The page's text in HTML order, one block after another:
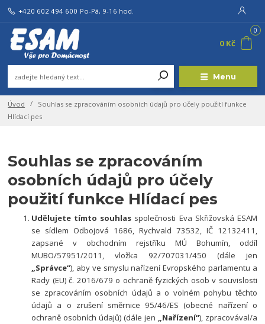
Menu
+420 602 494 600 Po-Pá, 9-16 hod.
0
0 Kč
Úvod
Souhlas se zpracováním osobních údajů pro účely použití funkce
Hlídací pes
Souhlas se zpracováním
osobních údajů pro účely
použití funkce Hlídací pes
Udělujete tímto souhlas společnosti Eva Skřižovská ESAM
se sídlem Odbojová 1686, Rychvald 73532, IČ 12132411,
zapsané v obchodním rejstříku MÚ Bohumín, oddíl
MUBO/57951/2011, vložka 92/707031/450 (dále jen
„Správce“), aby ve smyslu nařízení Evropského parlamentu a
Rady (EU) č. 2016/679 o ochraně fyzických osob v souvislosti
se zpracováním osobních údajů a o volném pohybu těchto
údajů a o zrušení směrnice 95/46/ES (obecné nařízení o
ochraně osobních údajů) (dále jen „Nařízení“), zpracovával/a
Získejte 5 % slevu na první
Přihlaste se k odebírání našeho newsletteru a získejte slevový
kód 5% na první objednávku. Příjem newsletteru není závazný
a můžete ho kdykoliv zrušit.
Souhlasím sezpracováním osobních údajů pro účely registrace.
Zavřít